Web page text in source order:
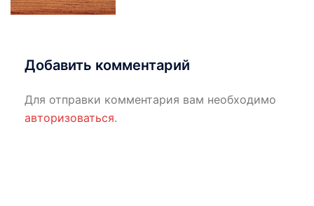
Добавить комментарий
Для отправки комментария вам необходимо
авторизоваться.